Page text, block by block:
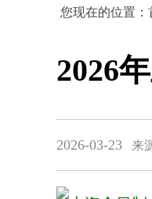
您现在的位置：
2026
2026-03-23 来